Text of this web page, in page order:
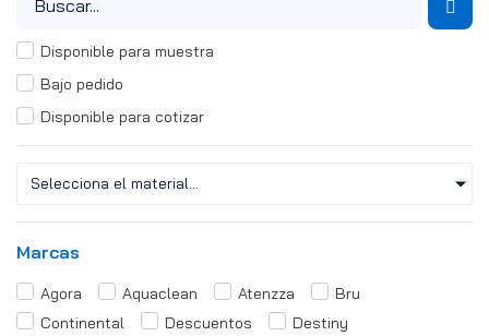
Disponible para muestra
Bajo pedido
Disponible para cotizar
Selecciona el material...
Marcas
Agora Aquaclean Atenzza
Bru
Continental
Descuentos
Destiny